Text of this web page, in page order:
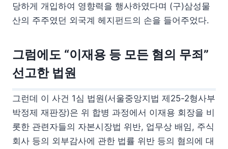
당하게 개입하여 영향력을 행사하였다며 (구)삼성물
산의 주주였던 외국계 헤지펀드의 손을 들어주었다.
그럼에도 “이재용 등 모든 혐의 무죄”
선고한 법원
그런데 이 사건 1심 법원(서울중앙지법 제25-2형사부
박정제 재판장)은 위 합병 과정에서 이재용 회장을 비
롯한 관련자들의 자본시장법 위반, 업무상 배임, 주식
회사 등의 외부감사에 관한 법률 위반 등의 혐의에 대